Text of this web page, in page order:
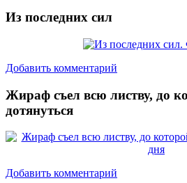
Из последних сил
Добавить комментарий
Жираф съел всю листву, до
дотянуться
Добавить комментарий